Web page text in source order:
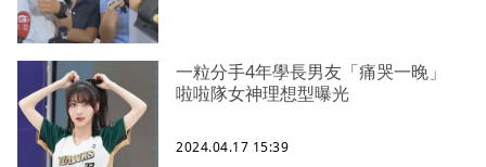
一粒分手4年學長男友「痛哭一晚」
啦啦隊女神理想型曝光
2024.04.17 15:39